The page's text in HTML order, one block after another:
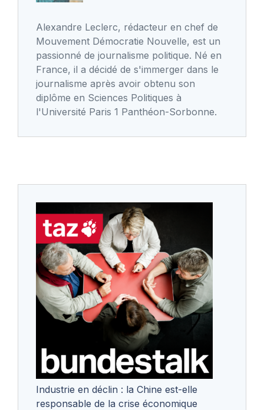
Alexandre Leclerc, rédacteur en chef de
Mouvement Démocratie Nouvelle, est un
passionné de journalisme politique. Né en
France, il a décidé de s'immerger dans le
journalisme après avoir obtenu son
diplôme en Sciences Politiques à
l'Université Paris 1 Panthéon-Sorbonne.
Industrie en déclin : la Chine est-elle
responsable de la crise économique